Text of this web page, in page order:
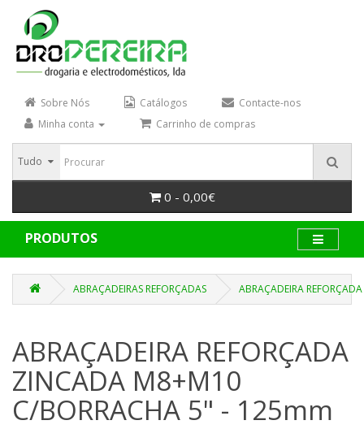
Sobre Nós Catálogos
Contacte-nos
Minha conta
Carrinho de compras
Tudo
0 - 0,00€
PRODUTOS
ABRAÇADEIRAS REFORÇADAS ABRAÇADEIRA
ABRAÇADEIRA REFORÇADA
ZINCADA M8+M10
C/BORRACHA 5" - 125mm